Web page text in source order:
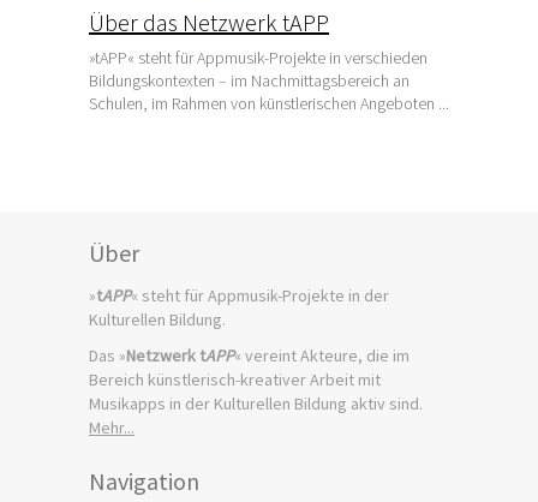
Über das Netzwerk tAPP
»tAPP« steht für Appmusik-Projekte in verschieden
Bildungskontexten – im Nachmittagsbereich an
Schulen, im Rahmen von künstlerischen Angeboten ...
Über
»tAPP« steht für Appmusik-Projekte in der
Kulturellen Bildung.
Das »Netzwerk tAPP« vereint Akteure, die im
Bereich künstlerisch-kreativer Arbeit mit
Musikapps in der Kulturellen Bildung aktiv sind.
Mehr...
Navigation